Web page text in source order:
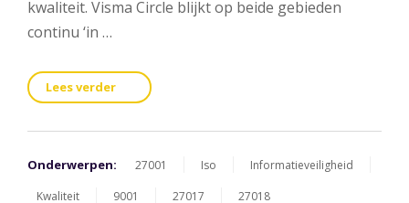
kwaliteit. Visma Circle blijkt op beide gebieden
continu ‘in …
Lees verder
Onderwerpen: 27001 Iso
Informatieveiligheid
Kwaliteit
9001 27017 27018